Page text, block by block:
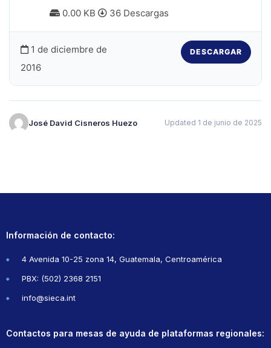
0.00 KB 36 Descargas
1 de diciembre de
2016
DESCARGAR
José David Cisneros Huezo Updated 1 de junio de 2025
Información de contacto:
4 Avenida 10-25 zona 14, Guatemala, Centroamérica
PBX: (502) 2368 2151
info@sieca.int
Contactos para mesas de ayuda de plataformas regionales: